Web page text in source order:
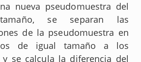
nueva pseudomuestra del
se separan las
de la pseudomuestra en
de igual tamaño a los
y se calcula la diferencia del